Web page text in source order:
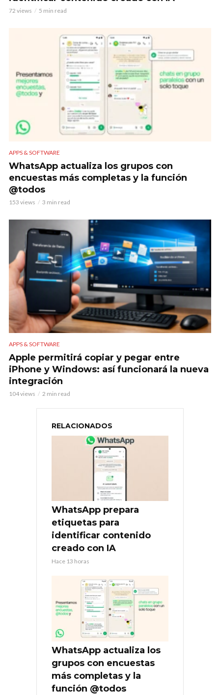
72 views 5 min read
APPS & SOFTWARE
WhatsApp actualiza los grupos con
encuestas más completas y la función
@todos
153 views 3 min read
APPS & SOFTWARE
Apple permitirá copiar y pegar entre
iPhone y Windows: así funcionará la nueva
integración
104 views 2 min read
RELACIONADOS
WhatsApp prepara
etiquetas para
identificar contenido
creado con IA
Hace 13 horas
WhatsApp actualiza los
grupos con encuestas
más completas y la
función @todos